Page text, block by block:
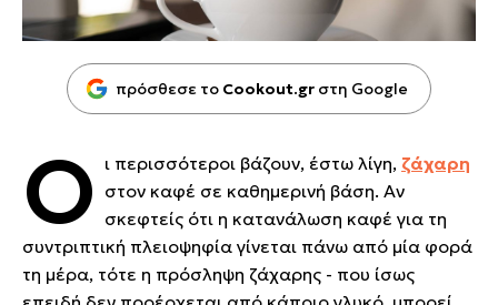
πρόσθεσε το Cookout.gr στη Google
Ο ι περισσότεροι βάζουν, έστω λίγη, ζάχαρη
στον καφέ σε καθημερινή βάση. Αν
σκεφτείς ότι η κατανάλωση καφέ για τη
συντριπτική πλειοψηφία γίνεται πάνω από μία φορά
τη μέρα, τότε η πρόσληψη ζάχαρης - που ίσως